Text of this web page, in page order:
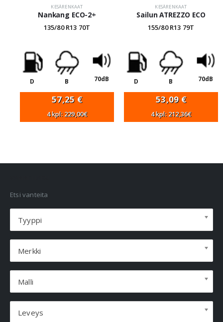
KESÄRENKAAT
Nankang ECO-2+
135/80 R13 70T
D B 70dB
57,25 €
4 kpl: 229,00€
KESÄRENKAAT
Sailun ATREZZO ECO
155/80 R13 79T
D B 70dB
53,09 €
4 kpl: 212,36€
Etsi vanteita
Tyyppi
Merkki
Malli
Leveys